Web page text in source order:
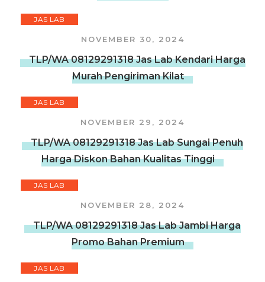
JAS LAB
NOVEMBER 30, 2024
TLP/WA 08129291318 Jas Lab Kendari Harga
Murah Pengiriman Kilat
JAS LAB
NOVEMBER 29, 2024
TLP/WA 08129291318 Jas Lab Sungai Penuh
Harga Diskon Bahan Kualitas Tinggi
JAS LAB
NOVEMBER 28, 2024
TLP/WA 08129291318 Jas Lab Jambi Harga
Promo Bahan Premium
JAS LAB